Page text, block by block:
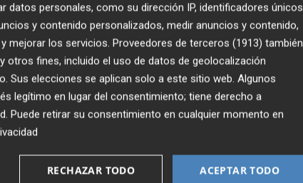
datos personales, como su dirección IP, identificadores únicos
y contenido personalizados, medir anuncios y contenido,
mejorar los servicios. Proveedores de terceros (1913) también
otros fines, incluido el uso de datos de geolocalización
Sus elecciones se aplican solo a este sitio web. Algunos
legítimo en lugar del consentimiento; tiene derecho a
. Puede retirar su consentimiento en cualquier momento en
ACEPTAR TODO
RECHAZAR TODO